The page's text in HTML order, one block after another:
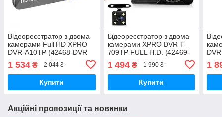
Відеореєстратор з двома
камерами Full HD XPRO
DVR-A10TP (42468-DVR
1 534 ₴ 2 044 ₴
Купити
Відеореєстратор з двома
камерами XPRO DVR T-
709TP FULL H.D. (42469-
1 494₴ 1 990 ₴
Купити
1
Акційні пропозиції та новинки